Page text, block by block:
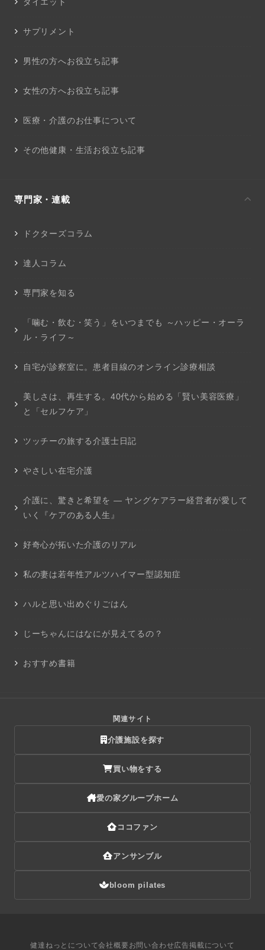
サプリメント
男性の方へお役立ち記事
女性の方へお役立ち記事
医療・介護のお仕事について
その他健康・生活お役立ち記事
専門家・連載
ドクターズコラム
達人コラム
専門家を知る
「噛む・飲む・笑う」をいつまでも ～ハッピー・オーラ
ル・ライフ～
自宅が診察室に。患者目線のオンライン診療相談
美しさは、再生する。40代から始める「賢い美容医療」
と「セルフケア」
ツッチーの旅する介護士日記
やさしい在宅介護
介護に、驚きと希望を ― ヤングケアラー経営者が愛して
いく『ケアのある人生』
好奇心が拓いた介護のリアル
私の妻は若年性アルツハイマー型認知症
ハルと思い出めぐりごはん
じーちゃんにはなにが見えてるの？
おすすめ書籍
関連サイト
介護施設を探す
買い物をする
愛の家グループホーム
ココファン
アンサンブル
bloom pilates
健達ねっとについて会社概要 お問い合わせ広告掲載について